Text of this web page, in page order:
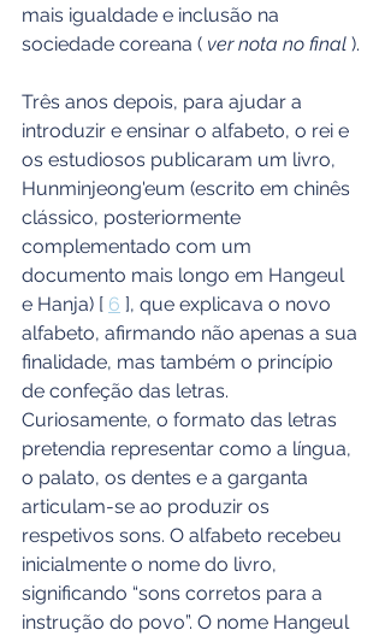
mais igualdade e inclusão na
sociedade coreana ( ver nota no final ).
Três anos depois, para ajudar a
introduzir e ensinar o alfabeto, o rei e
os estudiosos publicaram um livro,
Hunminjeong'eum (escrito em chinês
clássico, posteriormente
complementado com um
documento mais longo em Hangeul
e Hanja) [ 6 ], que explicava o novo
alfabeto, afirmando não apenas a sua
finalidade, mas também o princípio
de confeção das letras.
Curiosamente, o formato das letras
pretendia representar como a língua,
o palato, os dentes e a garganta
articulam-se ao produzir os
respetivos sons. O alfabeto recebeu
inicialmente o nome do livro,
significando “sons corretos para a
instrução do povo”. O nome Hangeul